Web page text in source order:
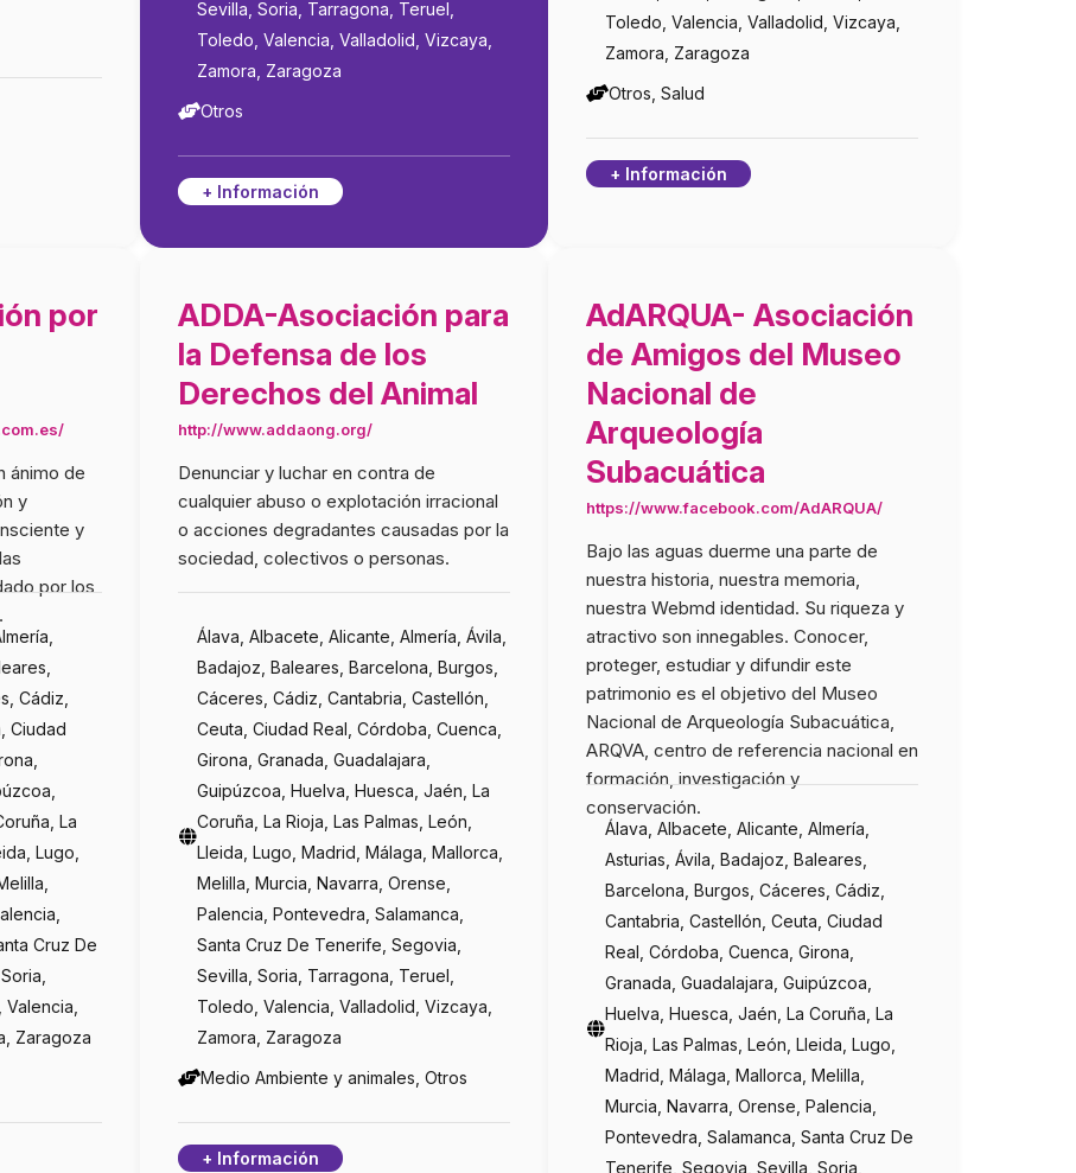
Sevilla, Soria, Tarragona, Teruel,
Toledo, Valencia, Valladolid, Vizcaya,
Zamora, Zaragoza
Otros
+ Información
Toledo, Valencia, Valladolid, Vizcaya,
Zamora, Zaragoza
Otros, Salud
+ Información
por
ánimo de
y
y
por los
Cádiz,
Ciudad
La
Lugo,
Cruz De
Zaragoza
ADDA-Asociación para
la Defensa de los
Derechos del Animal
http://www.addaong.org/
Denunciar y luchar en contra de
cualquier abuso o explotación irracional
o acciones degradantes causadas por la
sociedad, colectivos o personas.
ADDA se opone firmemente a:
fiestas populares, malas
espectáculos denigrantes,
experimentación con animales,
de toros, animales en cautividad.
Álava, Albacete, Alicante, Almería, Ávila,
Badajoz, Baleares, Barcelona, Burgos,
Cáceres, Cádiz, Cantabria, Castellón,
Ceuta, Ciudad Real, Córdoba, Cuenca,
Girona, Granada, Guadalajara,
Guipúzcoa, Huelva, Huesca, Jaén, La
Coruña, La Rioja, Las Palmas, León,
Lleida, Lugo, Madrid, Málaga, Mallorca,
Melilla, Murcia, Navarra, Orense,
Palencia, Pontevedra, Salamanca,
Santa Cruz De Tenerife, Segovia,
Sevilla, Soria, Tarragona, Teruel,
Toledo, Valencia, Valladolid, Vizcaya,
Zamora, Zaragoza
Medio Ambiente y animales, Otros
+ Información
AdARQUA- Asociación
de Amigos del Museo
Nacional de
Arqueología
Subacuática
https://www.facebook.com/AdARQUA/
Bajo las aguas duerme una parte de
nuestra historia, nuestra memoria,
nuestra Webmd identidad. Su riqueza y
atractivo son innegables. Conocer,
proteger, estudiar y difundir este
patrimonio es el objetivo del Museo
Nacional de Arqueología Subacuática,
ARQVA, centro de referencia nacional en
formación, investigación y
conservación.
Álava, Albacete, Alicante, Almería,
Asturias, Ávila, Badajoz, Baleares,
Barcelona, Burgos, Cáceres, Cádiz,
Cantabria, Castellón, Ceuta, Ciudad
Real, Córdoba, Cuenca, Girona,
Granada, Guadalajara, Guipúzcoa,
Huelva, Huesca, Jaén, La Coruña, La
Rioja, Las Palmas, León, Lleida, Lugo,
Madrid, Málaga, Mallorca, Melilla,
Murcia, Navarra, Orense, Palencia,
Pontevedra, Salamanca, Santa Cruz De
Tenerife, Segovia, Sevilla, Soria,